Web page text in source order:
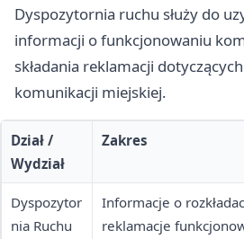
Dyspozytornia ruchu służy do
informacji o funkcjonowaniu
składania reklamacji
komunikacji miejskiej.
Dział /
Wydział
Zakres
Dyspozytor
nia Ruchu
Informacje o
reklamacje